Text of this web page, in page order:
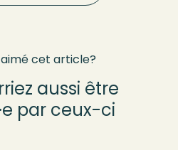
cet article?
aussi être
par ceux-ci